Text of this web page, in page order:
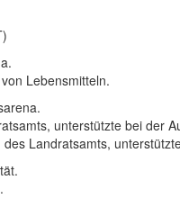
Lebensmitteln.
Landratsamts,